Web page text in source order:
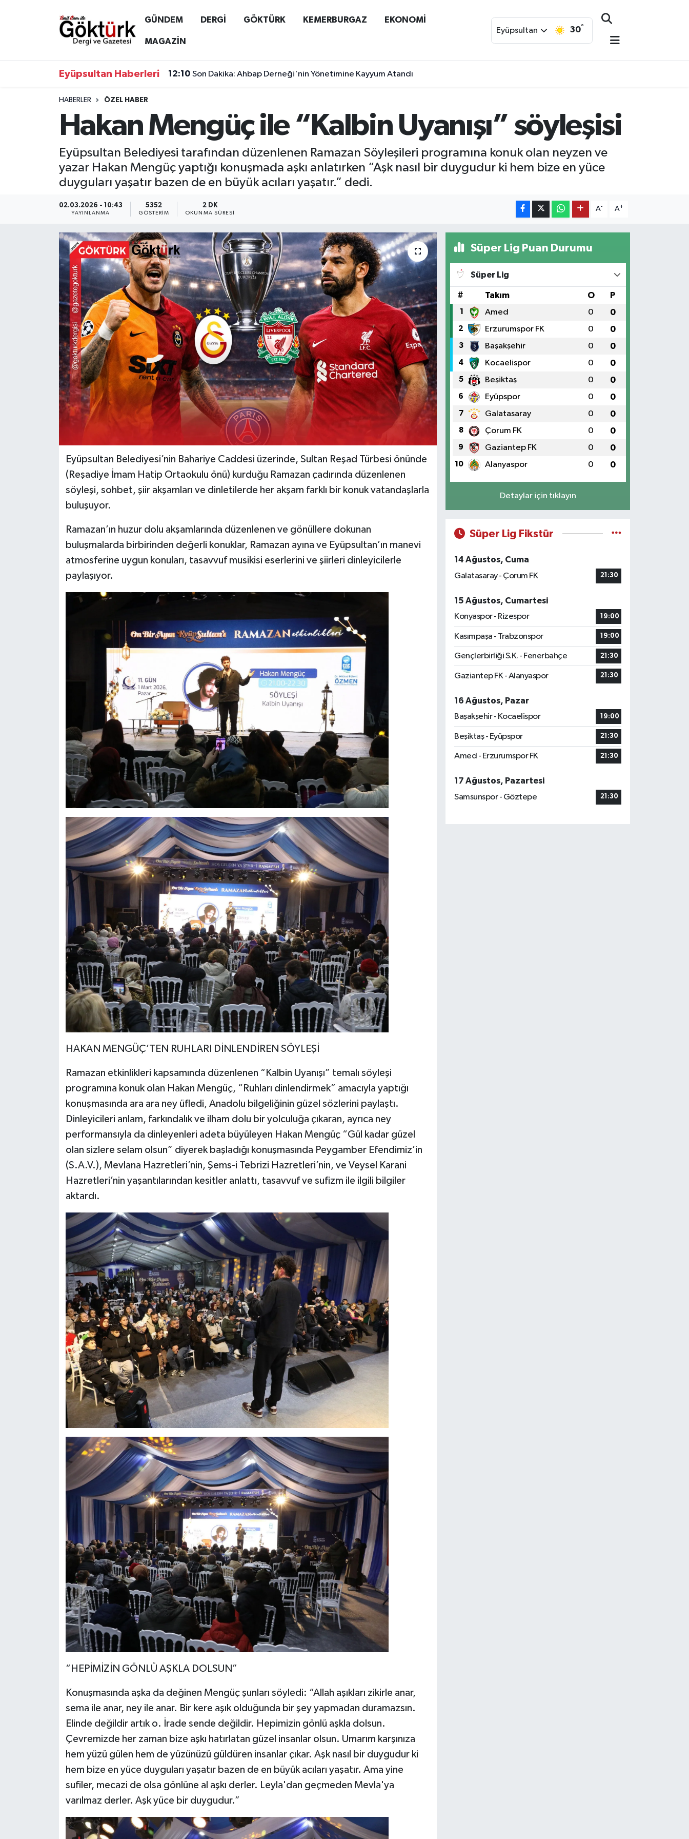
GÜNDEM DERGİ GÖKTÜRK KEMERBURGAZ EKONOMİ
MAGAZİN
Eyüpsultan 30°
Eyüpsultan Haberleri 12:10 Son Dakika: Ahbap Derneği'nin Yönetimine Kayyum Atandı
HABERLER ÖZEL HABER
Hakan Mengüç ile “Kalbin Uyanışı” söyleşisi
Eyüpsultan Belediyesi tarafından düzenlenen Ramazan Söyleşileri programına konuk olan neyzen ve
yazar Hakan Mengüç yaptığı konuşmada aşkı anlatırken “Aşk nasıl bir duygudur ki hem bize en yüce
duyguları yaşatır bazen de en büyük acıları yaşatır.” dedi.
02.03.2026 - 10:43
YAYINLANMA
5352
GÖSTERIM
2 DK
OKUNMA SÜRESI
A- A+
Eyüpsultan Belediyesi’nin Bahariye Caddesi üzerinde, Sultan Reşad Türbesi önünde
(Reşadiye İmam Hatip Ortaokulu önü) kurduğu Ramazan çadırında düzenlenen
söyleşi, sohbet, şiir akşamları ve dinletilerde her akşam farklı bir konuk vatandaşlarla
buluşuyor.
Ramazan’ın huzur dolu akşamlarında düzenlenen ve gönüllere dokunan
buluşmalarda birbirinden değerli konuklar, Ramazan ayına ve Eyüpsultan’ın manevi
atmosferine uygun konuları, tasavvuf musikisi eserlerini ve şiirleri dinleyicilerle
paylaşıyor.
HAKAN MENGÜÇ’TEN RUHLARI DİNLENDİREN SÖYLEŞİ
Ramazan etkinlikleri kapsamında düzenlenen “Kalbin Uyanışı” temalı söyleşi
programına konuk olan Hakan Mengüç, “Ruhları dinlendirmek” amacıyla yaptığı
konuşmasında ara ara ney üfledi, Anadolu bilgeliğinin güzel sözlerini paylaştı.
Dinleyicileri anlam, farkındalık ve ilham dolu bir yolculuğa çıkaran, ayrıca ney
performansıyla da dinleyenleri adeta büyüleyen Hakan Mengüç “Gül kadar güzel
olan sizlere selam olsun” diyerek başladığı konuşmasında Peygamber Efendimiz’in
(S.A.V.), Mevlana Hazretleri’nin, Şems-i Tebrizi Hazretleri’nin, ve Veysel Karani
Hazretleri’nin yaşantılarından kesitler anlattı, tasavvuf ve sufizm ile ilgili bilgiler
aktardı.
“HEPİMİZİN GÖNLÜ AŞKLA DOLSUN”
Konuşmasında aşka da değinen Mengüç şunları söyledi: “Allah aşıkları zikirle anar,
sema ile anar, ney ile anar. Bir kere aşık olduğunda bir şey yapmadan duramazsın.
Elinde değildir artık o. İrade sende değildir. Hepimizin gönlü aşkla dolsun.
Çevremizde her zaman bize aşkı hatırlatan güzel insanlar olsun. Umarım karşınıza
hem yüzü gülen hem de yüzünüzü güldüren insanlar çıkar. Aşk nasıl bir duygudur ki
hem bize en yüce duyguları yaşatır bazen de en büyük acıları yaşatır. Ama yine
sufiler, mecazi de olsa gönlüne al aşkı derler. Leyla'dan geçmeden Mevla'ya
varılmaz derler. Aşk yüce bir duygudur.”
Süper Lig Puan Durumu
Süper Lig
# Takım O P
1 Amed 0 0
2 Erzurumspor FK 0 0
3 Başakşehir 0 0
4 Kocaelispor 0 0
5 Beşiktaş 0 0
6 Eyüpspor 0 0
7 Galatasaray 0 0
8 Çorum FK 0 0
9 Gaziantep FK 0 0
10 Alanyaspor 0 0
Detaylar için tıklayın
Süper Lig Fikstür
14 Ağustos, Cuma
Galatasaray - Çorum FK
21:30
15 Ağustos, Cumartesi
Konyaspor - Rizespor
19:00
Kasımpaşa - Trabzonspor 19:00
Gençlerbirliği S.K. - Fenerbahçe 21:30
Gaziantep FK - Alanyaspor 21:30
16 Ağustos, Pazar
Başakşehir - Kocaelispor
19:00
Beşiktaş - Eyüpspor 21:30
Amed - Erzurumspor FK 21:30
17 Ağustos, Pazartesi
Samsunspor - Göztepe
21:30
Anne Çocuk
EKONOMİ
KEMERBURGAZ
KÜLTÜR - SANAT
MAGAZİN
ÖZEL HABER
SAĞLIK
TEKNOLOJİ
Eyüpsultan Hava Durumu
Haber Arşivi